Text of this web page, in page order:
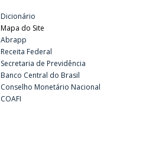
Dicionário
Mapa do Site
Abrapp
Receita Federal
Secretaria de Previdência
Banco Central do Brasil
Conselho Monetário Nacional
COAFI